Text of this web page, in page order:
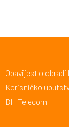
Obavijest o
Korisničko
BH Telecom